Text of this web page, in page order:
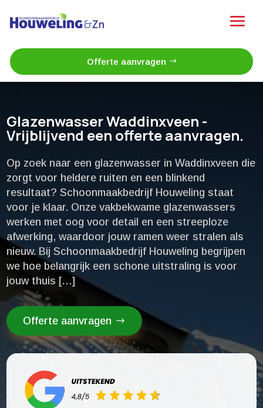
Offerte aanvragen
Glazenwasser Waddinxveen -
Vrijblijvend een offerte aanvragen.
Op zoek naar een glazenwasser in Waddinxveen die
zorgt voor heldere ruiten en een blinkend
resultaat? Schoonmaakbedrijf Houweling staat
voor je klaar.​ Onze vakbekwame glazenwassers
werken met oog voor detail en een streeploze
afwerking, waardoor jouw ramen weer stralen als
nieuw.​ Bij Schoonmaakbedrijf Houweling begrijpen
we hoe belangrijk een schone uitstraling is voor
jouw thuis […]
Offerte aanvragen